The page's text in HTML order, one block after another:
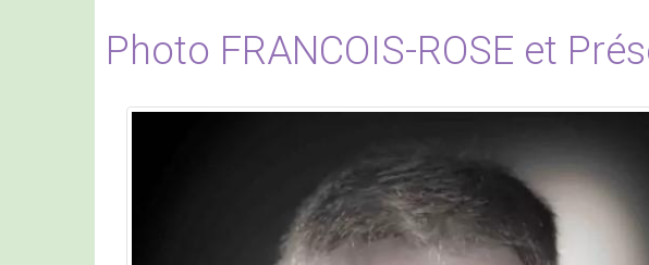
Photo FRANCOIS-ROSE et